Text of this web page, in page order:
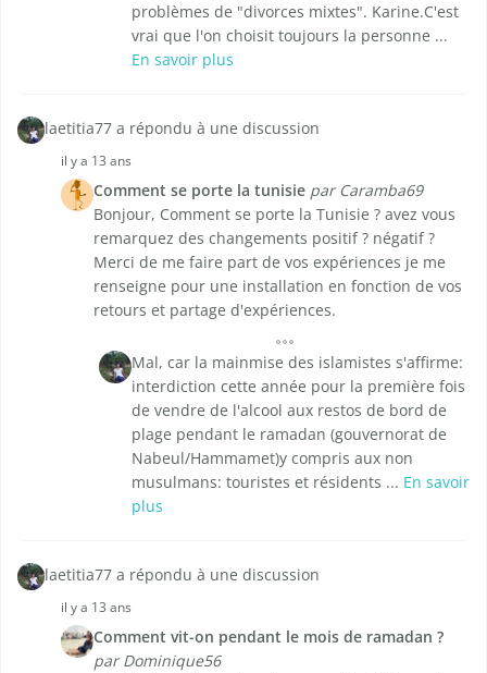
problèmes de "divorces mixtes". Karine.C'est
vrai que l'on choisit toujours la personne ...
En savoir plus
laetitia77 a répondu à une discussion
il y a 13 ans
Comment se porte la tunisie par Caramba69
Bonjour, Comment se porte la Tunisie ? avez vous
remarquez des changements positif ? négatif ?
Merci de me faire part de vos expériences je me
renseigne pour une installation en fonction de vos
retours et partage d'expériences.
Mal, car la mainmise des islamistes s'affirme:
interdiction cette année pour la première fois
de vendre de l'alcool aux restos de bord de
plage pendant le ramadan (gouvernorat de
Nabeul/Hammamet)y compris aux non
musulmans: touristes et résidents ... En savoir
plus
laetitia77 a répondu à une discussion
il y a 13 ans
Comment vit-on pendant le mois de ramadan ?
par Dominique56